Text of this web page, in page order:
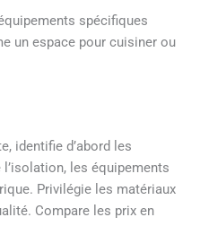
spécifiques
un espace pour cuisiner ou
identifie d’abord les
les équipements
Privilégie les matériaux
Compare les prix en